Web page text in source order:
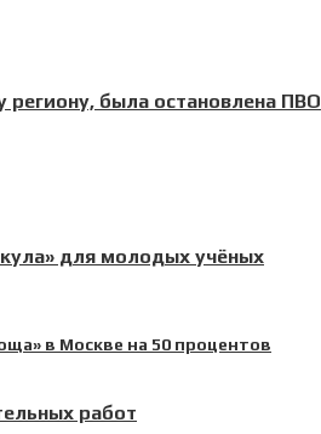
региону, была остановлена ПВО
для молодых учёных
работ